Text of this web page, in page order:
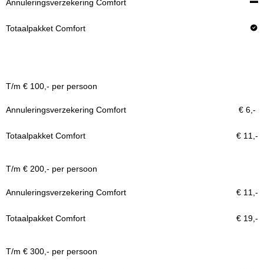
Reisprijs
Annuleringsverzekering Comfort
T/m € 100,- per persoon
€ 6,-
€ 11,-
T/m € 200,- per persoon
€ 11,-
€ 19,-
T/m € 300,- per persoon